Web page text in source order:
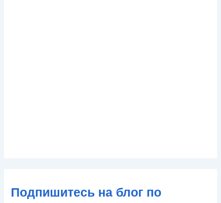
Подпишитесь на блог по